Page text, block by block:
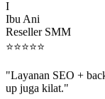
Ibu Ani
Reseller SMM
⭐⭐⭐⭐⭐
up juga kilat."